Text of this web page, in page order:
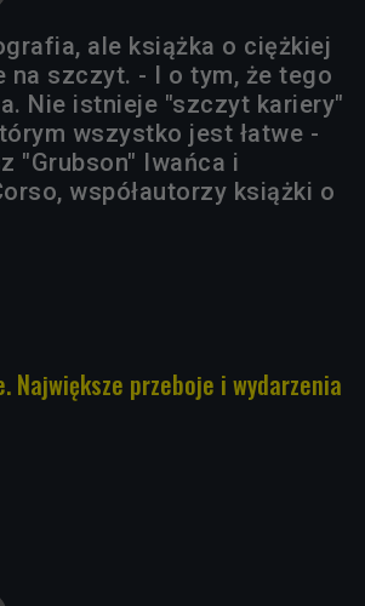
ale książka o ciężkiej
na szczyt. - I o tym, że tego
Nie istnieje "szczyt kariery"
wszystko jest łatwe -
"Grubson" Iwańca i
współautorzy książki o
Największe przeboje i wydarzenia